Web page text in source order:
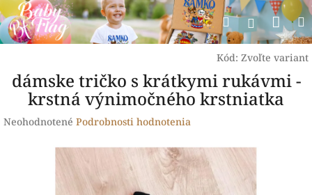
Prejsť
na
obsah
Hľadať
Kód: Zvoľte variant
dámske tričko s krátkymi rukávmi -
krstná výnimočného krstniatka
Priemerné
Neohodnotené Podrobnosti hodnotenia